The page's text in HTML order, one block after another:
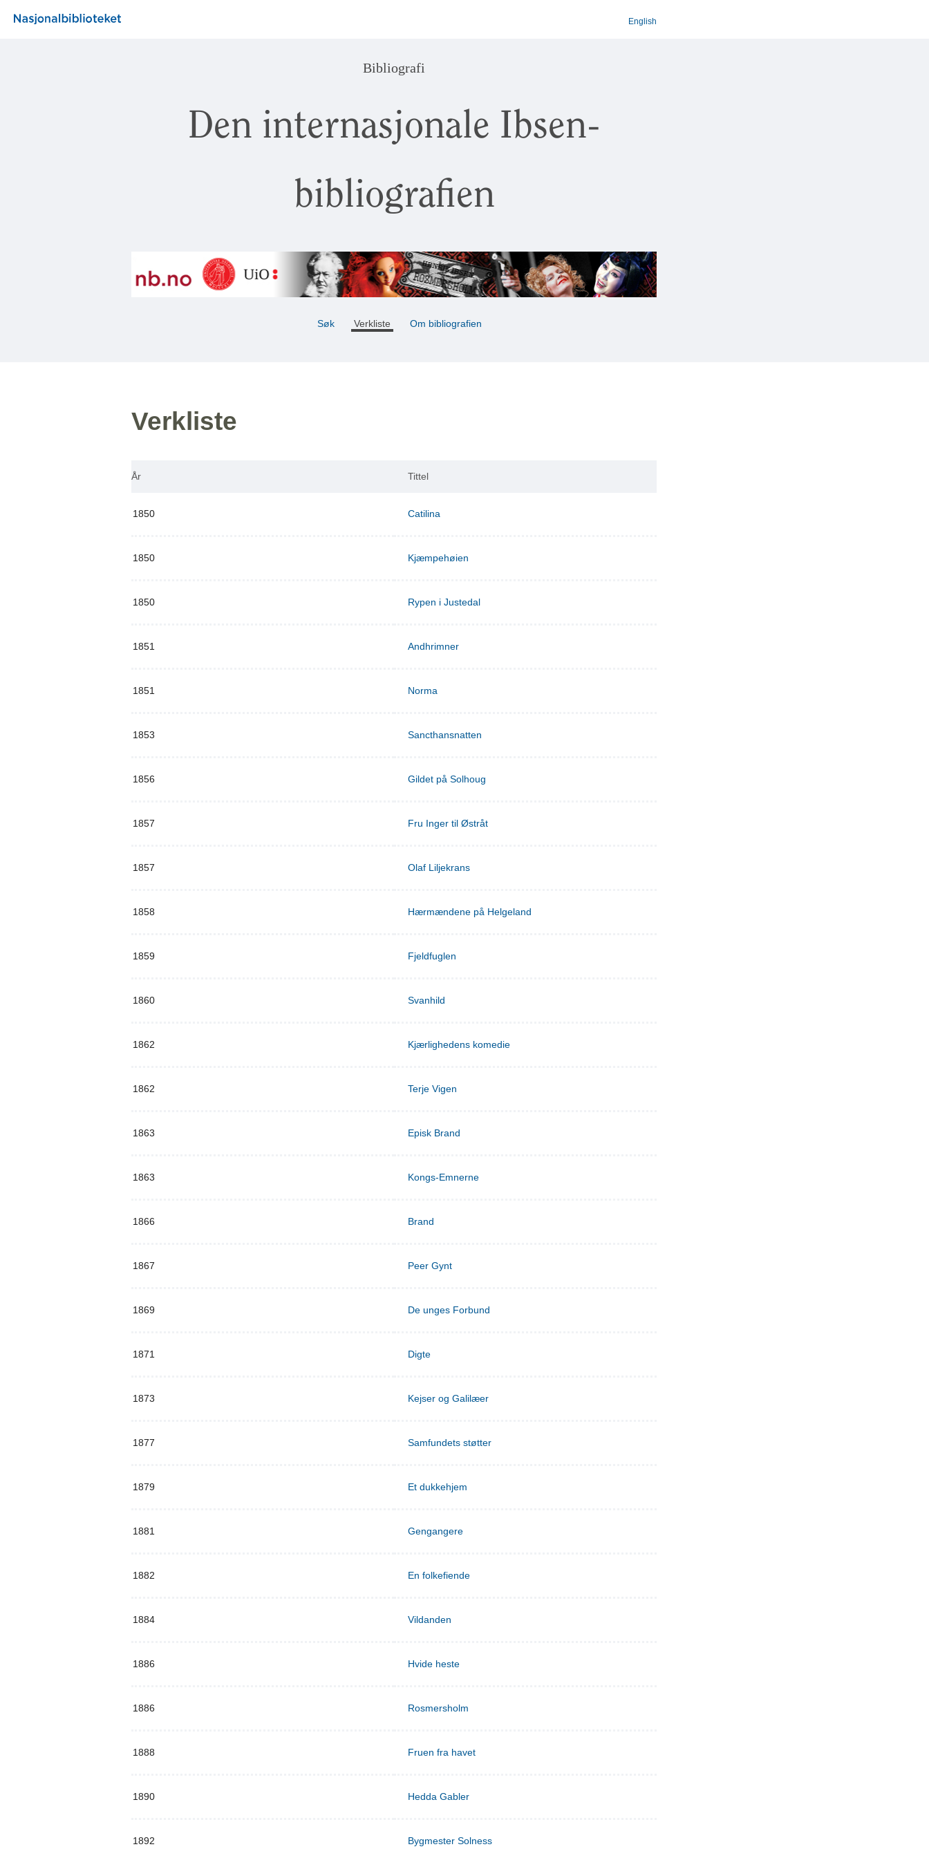
English
Bibliografi
Den internasjonale Ibsen-
bibliografien
Søk Verkliste Om bibliografien
Verkliste
År Tittel
1850 Catilina
1850 Kjæmpehøien
1850 Rypen i Justedal
1851 Andhrimner
1851 Norma
1853 Sancthansnatten
1856 Gildet på Solhoug
1857 Fru Inger til Østråt
1857 Olaf Liljekrans
1858 Hærmændene på Helgeland
1859 Fjeldfuglen
1860 Svanhild
1862 Kjærlighedens komedie
1862 Terje Vigen
1863 Episk Brand
1863 Kongs-Emnerne
1866 Brand
1867 Peer Gynt
1869 De unges Forbund
1871 Digte
1873 Kejser og Galilæer
1877 Samfundets støtter
1879 Et dukkehjem
1881 Gengangere
1882 En folkefiende
1884 Vildanden
1886 Hvide heste
1886 Rosmersholm
1888 Fruen fra havet
1890 Hedda Gabler
1892 Bygmester Solness